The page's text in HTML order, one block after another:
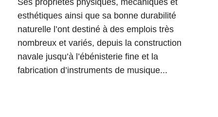
Ses propriétés physiques, mécaniques et
esthétiques ainsi que sa bonne durabilité
naturelle l’ont destiné à des emplois très
nombreux et variés, depuis la construction
navale jusqu’à l’ébénisterie fine et la
fabrication d’instruments de musique...